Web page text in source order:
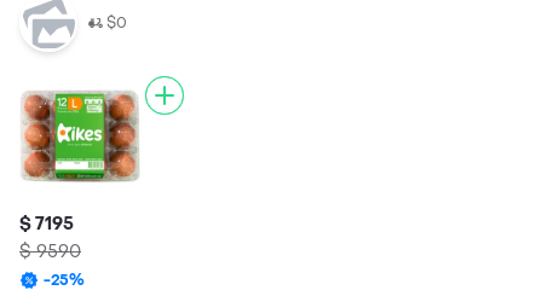
$0
$ 7195
$ 9590
-25%